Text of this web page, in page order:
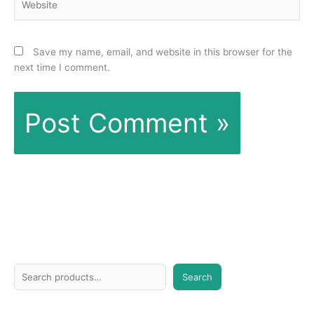
Save my name, email, and website in this browser for the
next time I comment.
e
Search